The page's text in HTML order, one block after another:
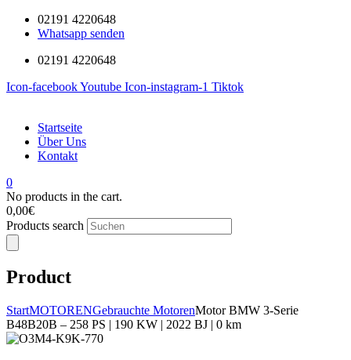
02191 4220648
Whatsapp senden
02191 4220648
Icon-facebookYoutube Icon-instagram-1 Tiktok
Startseite
Über Uns
Kontakt
0
No products in the cart.
0,00€
Products search
Product
StartMOTORENGebrauchte MotorenMotor BMW 3-Serie
B48B20B – 258 PS | 190 KW | 2022 BJ | 0 km